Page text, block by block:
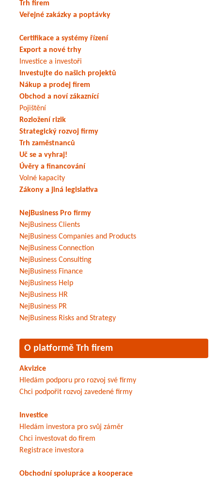
Trh firem
Veřejné zakázky a poptávky
Certifikace a systémy řízení
Export a nové trhy
Investice a investoři
Investujte do našich projektů
Nákup a prodej firem
Obchod a noví zákaznící
Pojištění
Rozložení rizik
Strategický rozvoj firmy
Trh zaměstnanců
Uč se a vyhraj!
Úvěry a financování
Volné kapacity
Zákony a jiná legislativa
NejBusiness Pro firmy
NejBusiness Clients
NejBusiness Companies and Products
NejBusiness Connection
NejBusiness Consulting
NejBusiness Finance
NejBusiness Help
NejBusiness HR
NejBusiness PR
NejBusiness Risks and Strategy
O platformě Trh firem
Akvizice
Hledám podporu pro rozvoj své firmy
Chci podpořit rozvoj zavedené firmy
Investice
Hledám investora pro svůj záměr
Chci investovat do firem
Registrace investora
Obchodní spolupráce a kooperace